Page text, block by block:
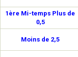
1ère Mi-temps Plus de
0,5
Moins de 2,5